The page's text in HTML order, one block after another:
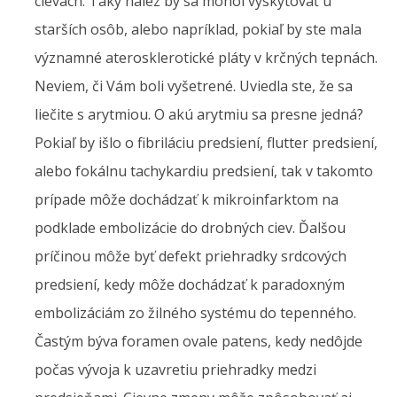
starších osôb, alebo napríklad, pokiaľ by ste mala
významné aterosklerotické pláty v krčných tepnách.
Neviem, či Vám boli vyšetrené. Uviedla ste, že sa
liečite s arytmiou. O akú arytmiu sa presne jedná?
Pokiaľ by išlo o fibriláciu predsiení, flutter predsiení,
alebo fokálnu tachykardiu predsiení, tak v takomto
prípade môže dochádzať k mikroinfarktom na
podklade embolizácie do drobných ciev. Ďalšou
príčinou môže byť defekt priehradky srdcových
predsiení, kedy môže dochádzať k paradoxným
embolizáciám zo žilného systému do tepenného.
Častým býva foramen ovale patens, kedy nedôjde
počas vývoja k uzavretiu priehradky medzi